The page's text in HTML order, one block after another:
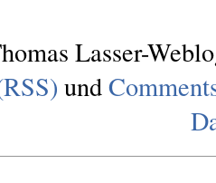
Lasser-
und